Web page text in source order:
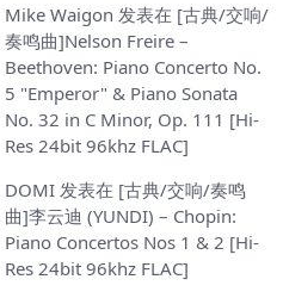
Mike Waigon 发表在 [古典/交响/
奏鸣曲]Nelson Freire –
Beethoven: Piano Concerto No.
5 "Emperor" & Piano Sonata
No. 32 in C Minor, Op. 111 [Hi-
Res 24bit 96khz FLAC]
DOMI 发表在 [古典/交响/奏鸣
曲]李云迪 (YUNDI) – Chopin:
Piano Concertos Nos 1 & 2 [Hi-
Res 24bit 96khz FLAC]